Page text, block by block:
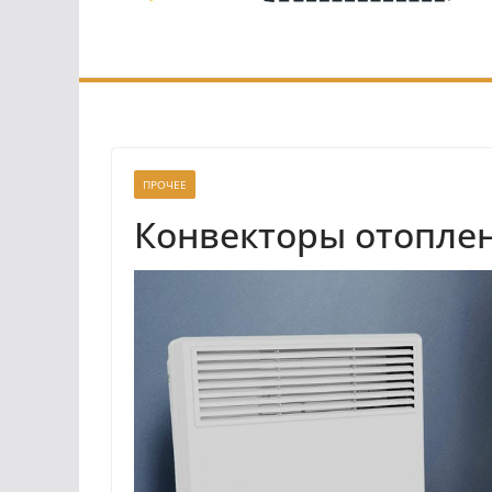
ПРОЧЕЕ
Конвекторы